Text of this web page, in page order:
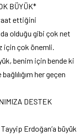
BÜYÜK*
ettiğini
olduğu gibi çok net
için çok önemli.
benim için bende ki
her geçen
DESTEK
Tayyip Erdoğan’a büyük